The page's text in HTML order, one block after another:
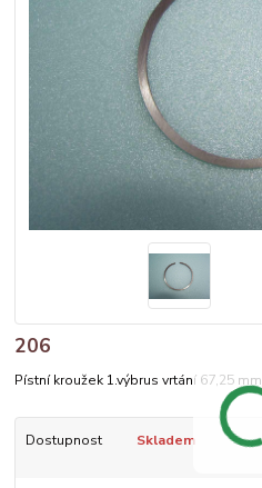
206
Pístní kroužek 1.výbrus vrtání 67,25 mm
Dostupnost Skladem